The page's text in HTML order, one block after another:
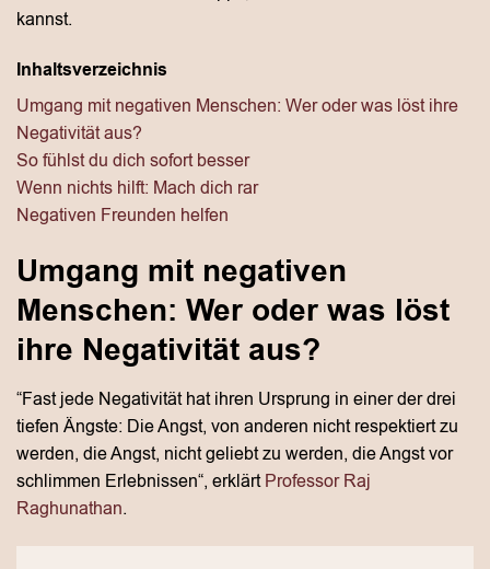
kannst.
Inhaltsverzeichnis
Umgang mit negativen Menschen: Wer oder was löst ihre
Negativität aus?
So fühlst du dich sofort besser
Wenn nichts hilft: Mach dich rar
Negativen Freunden helfen
Umgang mit negativen
Menschen: Wer oder was löst
ihre Negativität aus?
“Fast jede Negativität hat ihren Ursprung in einer der drei
tiefen Ängste: Die Angst, von anderen nicht respektiert zu
werden, die Angst, nicht geliebt zu werden, die Angst vor
schlimmen Erlebnissen“, erklärtProfessor Raj
Raghunathan.